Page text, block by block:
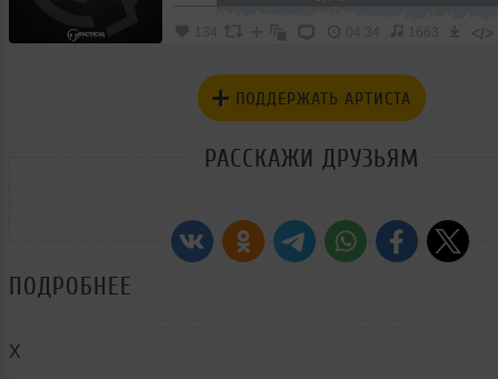
134 04:34 1663 </>
ПОДДЕРЖАТЬ АРТИСТА
РАССКАЖИ ДРУЗЬЯМ
ПОДРОБНЕЕ
X